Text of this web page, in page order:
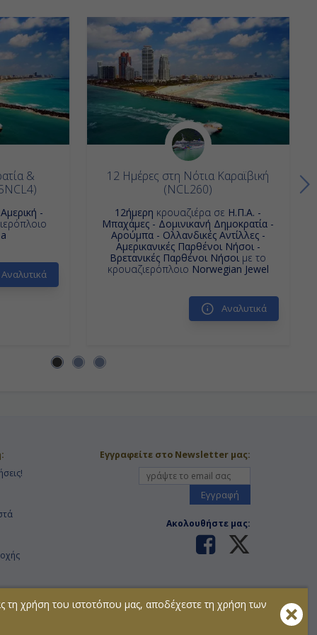
τη χρήση του ιστοτόπου μας, αποδέχεστε τη χρήση των
&
Αμερική -
12 Ημέρες στη Νότια Καραϊβική
(NCL260)
12ήμερη κρουαζιέρα σε Η.Π.Α. -
Μπαχάμες - Δομινικανή Δημοκρατία -
Αρούμπα - Ολλανδικές Αντίλλες -
Αμερικανικές Παρθένοι Νήσοι -
Βρετανικές Παρθένοι Νήσοι με το
κρουαζιερόπλοιο Norwegian Jewel
Αναλυτικά
Εγγραφείτε στο Newsletter μας:
Εγγραφή
Ακολουθήστε μας:
διαβάστε τουςΌρους Χρήσηςτης ιστοσελίδας.